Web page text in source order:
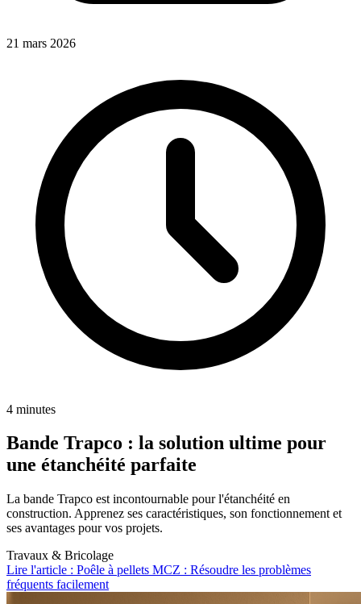
21 mars 2026
4 minutes
Bande Trapco : la solution ultime pour
une étanchéité parfaite
La bande Trapco est incontournable pour l'étanchéité en
construction. Apprenez ses caractéristiques, son fonctionnement et
ses avantages pour vos projets.
Travaux & Bricolage
Lire l'article : Poêle à pellets MCZ : Résoudre les problèmes
fréquents facilement